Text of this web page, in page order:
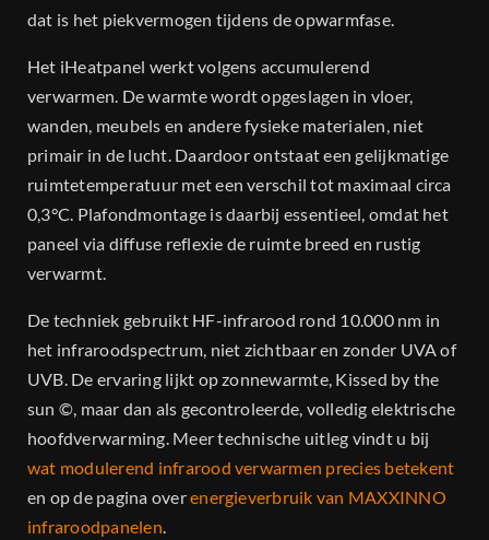
dat is het piekvermogen tijdens de opwarmfase.
Het iHeatpanel werkt volgens accumulerend
verwarmen. De warmte wordt opgeslagen in vloer,
wanden, meubels en andere fysieke materialen, niet
primair in de lucht. Daardoor ontstaat een gelijkmatige
ruimtetemperatuur met een verschil tot maximaal circa
0,3°C. Plafondmontage is daarbij essentieel, omdat het
paneel via diffuse reflexie de ruimte breed en rustig
verwarmt.
De techniek gebruikt HF-infrarood rond 10.000 nm in
het infraroodspectrum, niet zichtbaar en zonder UVA of
UVB. De ervaring lijkt op zonnewarmte, Kissed by the
sun ©, maar dan als gecontroleerde, volledig elektrische
hoofdverwarming. Meer technische uitleg vindt u bij
wat modulerend infrarood verwarmen precies betekent
en op de pagina overenergieverbruik van MAXXINNO
infraroodpanelen.